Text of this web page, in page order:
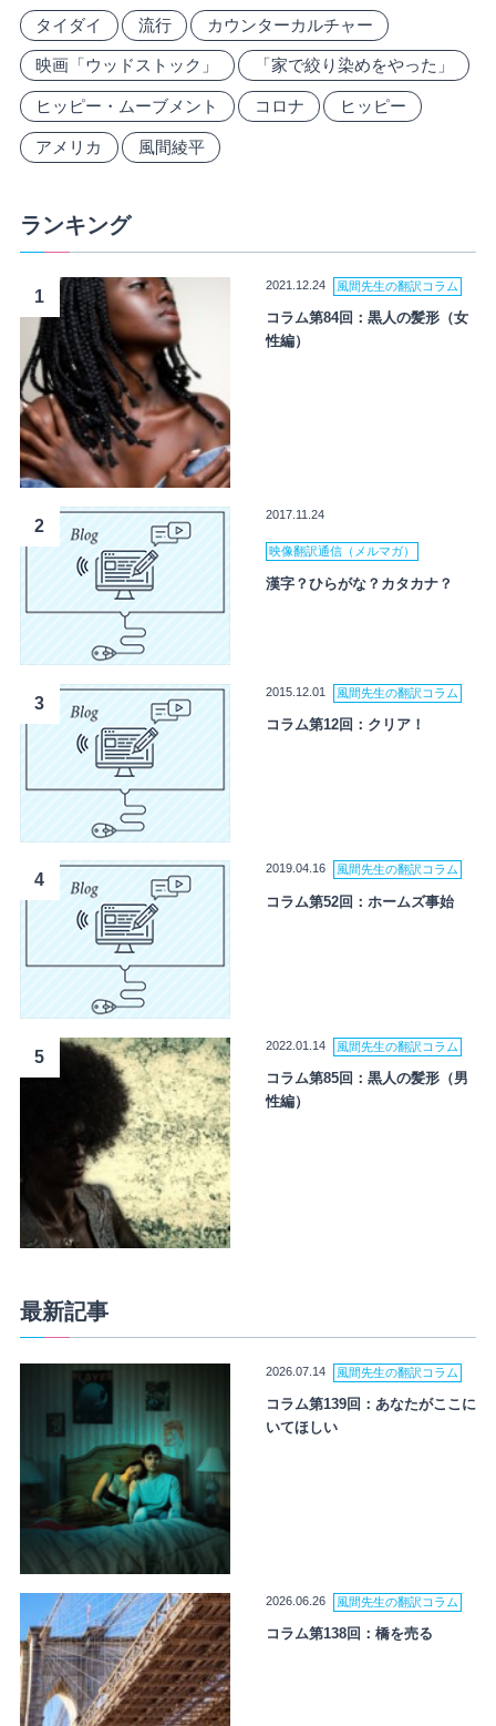
タイダイ 流行 カウンターカルチャー
映画「ウッドストック」 「家で絞り染めをやった」
ヒッピー・ムーブメント コロナ ヒッピー
アメリカ 風間綾平
ランキング
1
2021.12.24 風間先生の翻訳コラム
コラム第84回：黒人の髪形（女
性編）
2
2017.11.24
映像翻訳通信（メルマガ）
漢字？ひらがな？カタカナ？
3
2015.12.01 風間先生の翻訳コラム
コラム第12回：クリア！
4
2019.04.16 風間先生の翻訳コラム
コラム第52回：ホームズ事始
5
2022.01.14 風間先生の翻訳コラム
コラム第85回：黒人の髪形（男
性編）
最新記事
2026.07.14 風間先生の翻訳コラム
コラム第139回：あなたがここに
いてほしい
2026.06.26 風間先生の翻訳コラム
コラム第138回：橋を売る